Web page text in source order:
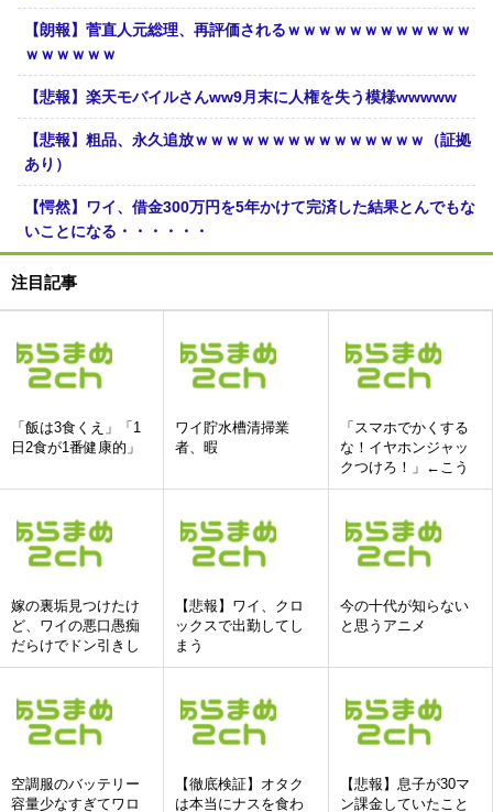
【朗報】菅直人元総理、再評価されるｗｗｗｗｗｗｗｗｗｗｗｗ
ｗｗｗｗｗｗ
【悲報】楽天モバイルさんww9月末に人権を失う模様wwwww
【悲報】粗品、永久追放ｗｗｗｗｗｗｗｗｗｗｗｗｗｗｗ（証拠
あり）
【愕然】ワイ、借金300万円を5年かけて完済した結果とんでもな
いことになる・・・・・・
注目記事
「飯は3食くえ」「1
日2食が1番健康的」
ワイ貯水槽清掃業
者、暇
「スマホでかくする
な！イヤホンジャッ
クつけろ！」←こう
いう人達ってどこい
嫁の裏垢見つけたけ
ど、ワイの悪口愚痴
だらけでドン引きし
た
【悲報】ワイ、クロ
ックスで出勤してし
まう
今の十代が知らない
と思うアニメ
空調服のバッテリー
容量少なすぎてワロ
【徹底検証】オタク
は本当にナスを食わ
【悲報】息子が30マ
ン課金していたこと